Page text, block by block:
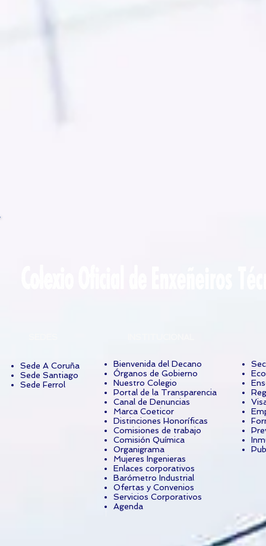
Sede A Coruña
Sede Santiago
Sede Ferrol
Bienvenida del Decano
Órganos de Gobierno
Nuestro Colegio
Portal de la Transparencia
Canal de Denuncias
Marca Coeticor
Distinciones Honoríficas
Comisiones de trabajo
Comisión Química
Organigrama
Mujeres Ingenieras
Enlaces corporativos
Barómetro Industrial
Ofertas y Convenios
Servicios Corporativos
Agenda